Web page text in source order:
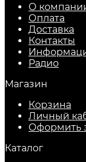
О
Оплата
Доставка
Контакты
Радио
Магазин
Корзина
Личный
Оформить
Каталог